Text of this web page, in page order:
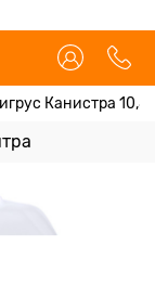
Канистра 10,8